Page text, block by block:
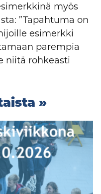
myös
”Tapahtuma on
esimerkki
parempia
niitä rohkeasti
»